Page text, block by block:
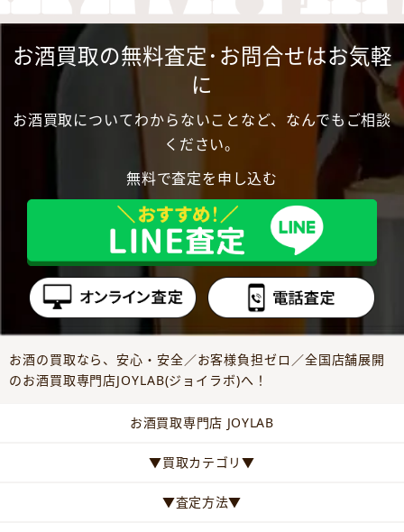
お酒買取の無料査定･お問合せはお気軽
に
お酒買取についてわからないことなど、なんでもご相談
ください。
無料で査定を申し込む
お酒の買取なら、安心・安全／お客様負担ゼロ／全国店舗展開
のお酒買取専門店JOYLAB(ジョイラボ)へ！
お酒買取専門店 JOYLAB
▼買取カテゴリ▼
▼査定方法▼